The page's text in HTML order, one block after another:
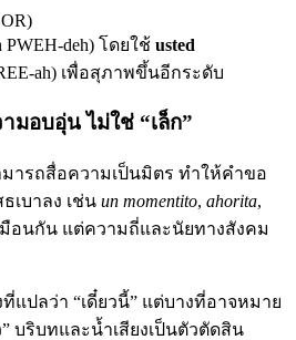
PWEH-deh) โดยใช้ usted
ah) เพื่อสุภาพขึ้นอีกระดับ
มอบอุ่น ไม่ใช่ “เล็ก”
ารถสื่อความเป็นมิตร ทำให้คำขอ
เบาลง เช่น un momentito, ahorita,
มือนกัน แต่ความถี่และนัยทางสังคม
แปลว่า “เดี๋ยวนี้” แต่บางที่อาจหมาย
บริบทและน้ำเสียงเป็นตัวตัดสิน